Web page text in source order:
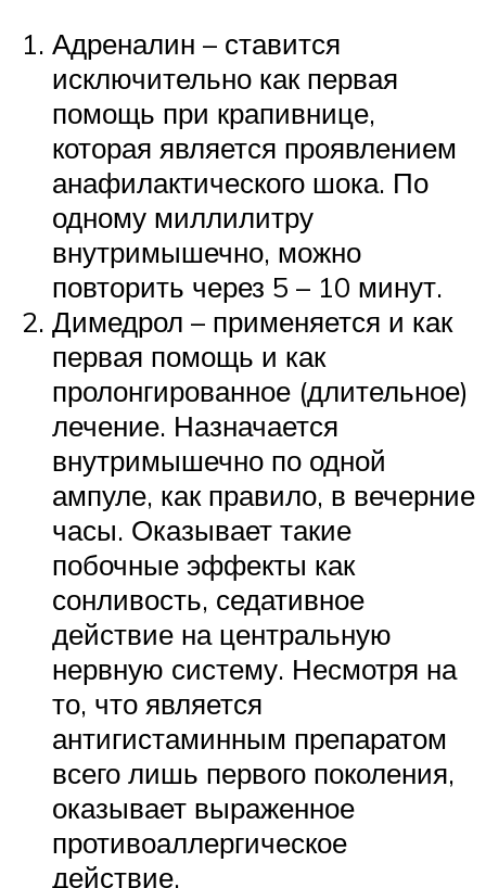
Адреналин – ставится
исключительно как первая
помощь при крапивнице,
которая является проявлением
анафилактического шока. По
одному миллилитру
внутримышечно, можно
повторить через 5 – 10 минут.
Димедрол – применяется и как
первая помощь и как
пролонгированное (длительное)
лечение. Назначается
внутримышечно по одной
ампуле, как правило, в вечерние
часы. Оказывает такие
побочные эффекты как
сонливость, седативное
действие на центральную
нервную систему. Несмотря на
то, что является
антигистаминным препаратом
всего лишь первого поколения,
оказывает выраженное
противоаллергическое
действие.